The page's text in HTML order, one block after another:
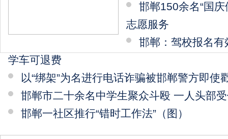
邯郸150余名“国
志愿服务
邯郸：驾校报名
学车可退费
以“绑架”为名进行电话诈骗被邯郸警方即使
邯郸市二十余名中学生聚众斗殴 一人头部
邯郸一社区推行“错时工作法”（图）